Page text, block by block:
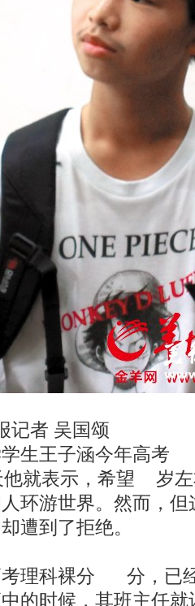
记者 吴国颂
王子涵今年高考
就表示，希望
岁
环游世界。然而，
遭到了拒绝。
理科裸分
分，已
的时候，其班主任